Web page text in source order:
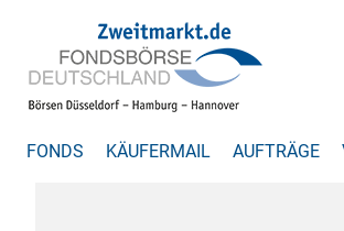
FONDS KÄUFERMAIL AUFTRÄGE